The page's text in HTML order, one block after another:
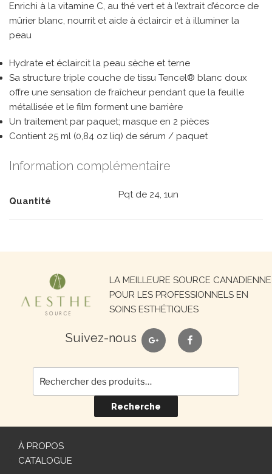
Enrichi à la vitamine C, au thé vert et à l’extrait d’écorce de
mûrier blanc, nourrit et aide à éclaircir et à illuminer la
peau
Hydrate et éclaircit la peau sèche et terne
Sa structure triple couche de tissu Tencel® blanc doux
offre une sensation de fraîcheur pendant que la feuille
métallisée et le film forment une barrière
Un traitement par paquet; masque en 2 pièces
Contient 25 ml (0,84 oz liq) de sérum / paquet
Information complémentaire
Quantité
Pqt de 24, 1un
LA MEILLEURE SOURCE CANADIENNE
POUR LES PROFESSIONNELS EN
SOINS ESTHÉTIQUES
Suivez-nous google facebook
Recherche
pour :
Recherche
À PROPOS
CATALOGUE